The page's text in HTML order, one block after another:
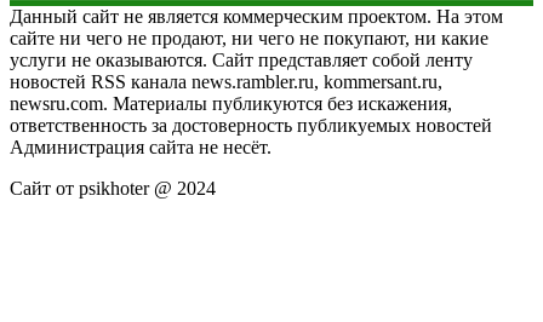
Данный сайт не является коммерческим проектом. На этом
сайте ни чего не продают, ни чего не покупают, ни какие
услуги не оказываются. Сайт представляет собой ленту
новостей RSS канала news.rambler.ru, kommersant.ru,
newsru.com. Материалы публикуются без искажения,
ответственность за достоверность публикуемых новостей
Администрация сайта не несёт.
Сайт от psikhoter @ 2024